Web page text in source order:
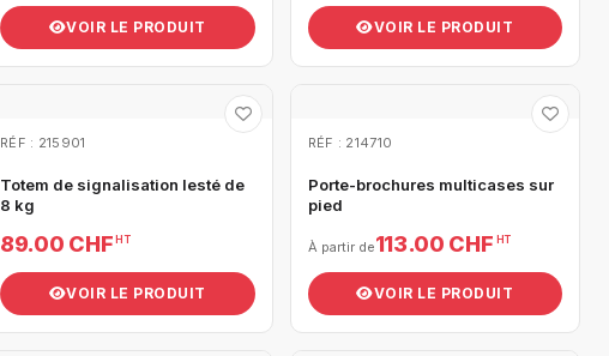
VOIR LE PRODUIT VOIR LE PRODUIT
RÉF : 215901
Totem de signalisation lesté de
8 kg
89.00 CHF HT
VOIR LE PRODUIT
RÉF : 214710
Porte-brochures multicases sur
pied
À partir de113.00 CHF HT
VOIR LE PRODUIT